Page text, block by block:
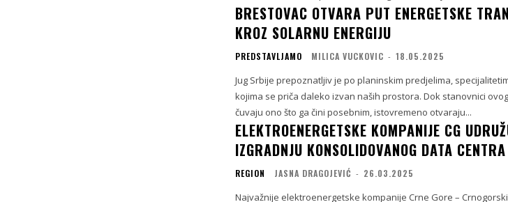
BRESTOVAC OTVARA PUT ENERGETSKE
KROZ SOLARNU ENERGIJU
PREDSTAVLJAMO MILICA VUCKOVIC - 18.05.2025
Jug Srbije prepoznatljiv je po planinskim predjelima,
kojima se priča daleko izvan naših prostora. Dok stanovnici
čuvaju ono što ga čini posebnim, istovremeno otvaraju...
ELEKTROENERGETSKE KOMPANIJE CG
IZGRADNJU KONSOLIDOVANOG DATA CENTRA
REGION JASNA DRAGOJEVIĆ - 26.03.2025
Najvažnije elektroenergetske kompanije Crne Gore –